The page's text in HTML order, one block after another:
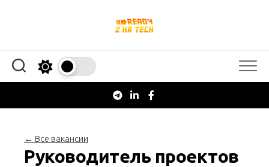
← Все вакансии
Руководитель проектов